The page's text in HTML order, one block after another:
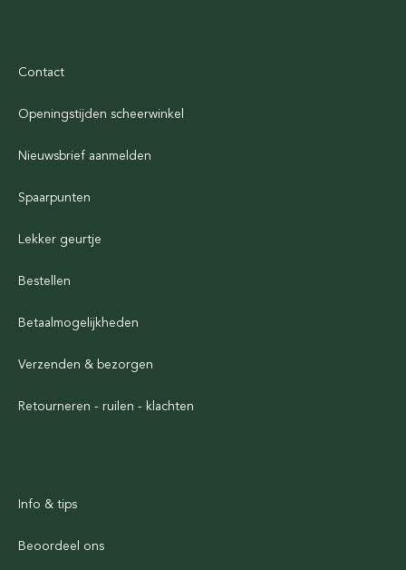
Contact
Openingstijden scheerwinkel
Nieuwsbrief aanmelden
Spaarpunten
Lekker geurtje
Bestellen
Betaalmogelijkheden
Verzenden & bezorgen
Retourneren - ruilen - klachten
Info & tips
Beoordeel ons